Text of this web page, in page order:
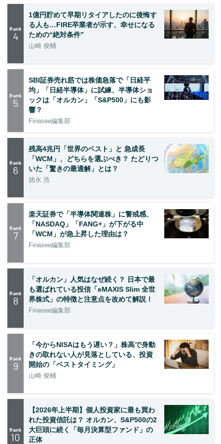
Rank
4
1億円貯めて早期リタイアしたのに後悔す
る人も…FIRE卒業者が示す、幸せになる
ための“絶対条件”
山崎 俊輔
Rank
5
SBI証券売れ筋では株価急落で「日経平
均」「日経半導体」に試練、半導体ショ
ックは「オルカン」「S&P500」にも影
響？
Finasee編集部
Rank
6
残高4兆円「世界のベスト」と 急成長
「WCM」、どちらを選ぶべき？ たどりつ
いた「驚きの最適解」とは？
徳永 浩
Rank
7
楽天証券で「半導体関連株」に警戒感、
「NASDAQ」「FANG+」が下がる中
「WCM」が急上昇した理由は？
Finasee編集部
Rank
8
「オルカン」人気はなぜ続く？ 日本で最
も選ばれている投信「eMAXIS Slim 全世
界株式」の特徴と注意点を改めて解説！
Finasee編集部
Rank
9
「今からNISAはもう遅い？」株高で身動
きの取れない人が見落としている、投資
開始の「ベストタイミング」
山崎 俊輔
Rank
10
【2026年上半期】個人投資家に最も買わ
れた投資信託は？ オルカン、S&P500の2
大巨頭に続く「毎月決算型ファンド」の
正体